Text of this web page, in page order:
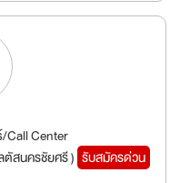
Center
ตัสนครชัยศรี ) รับสมัครด่วน